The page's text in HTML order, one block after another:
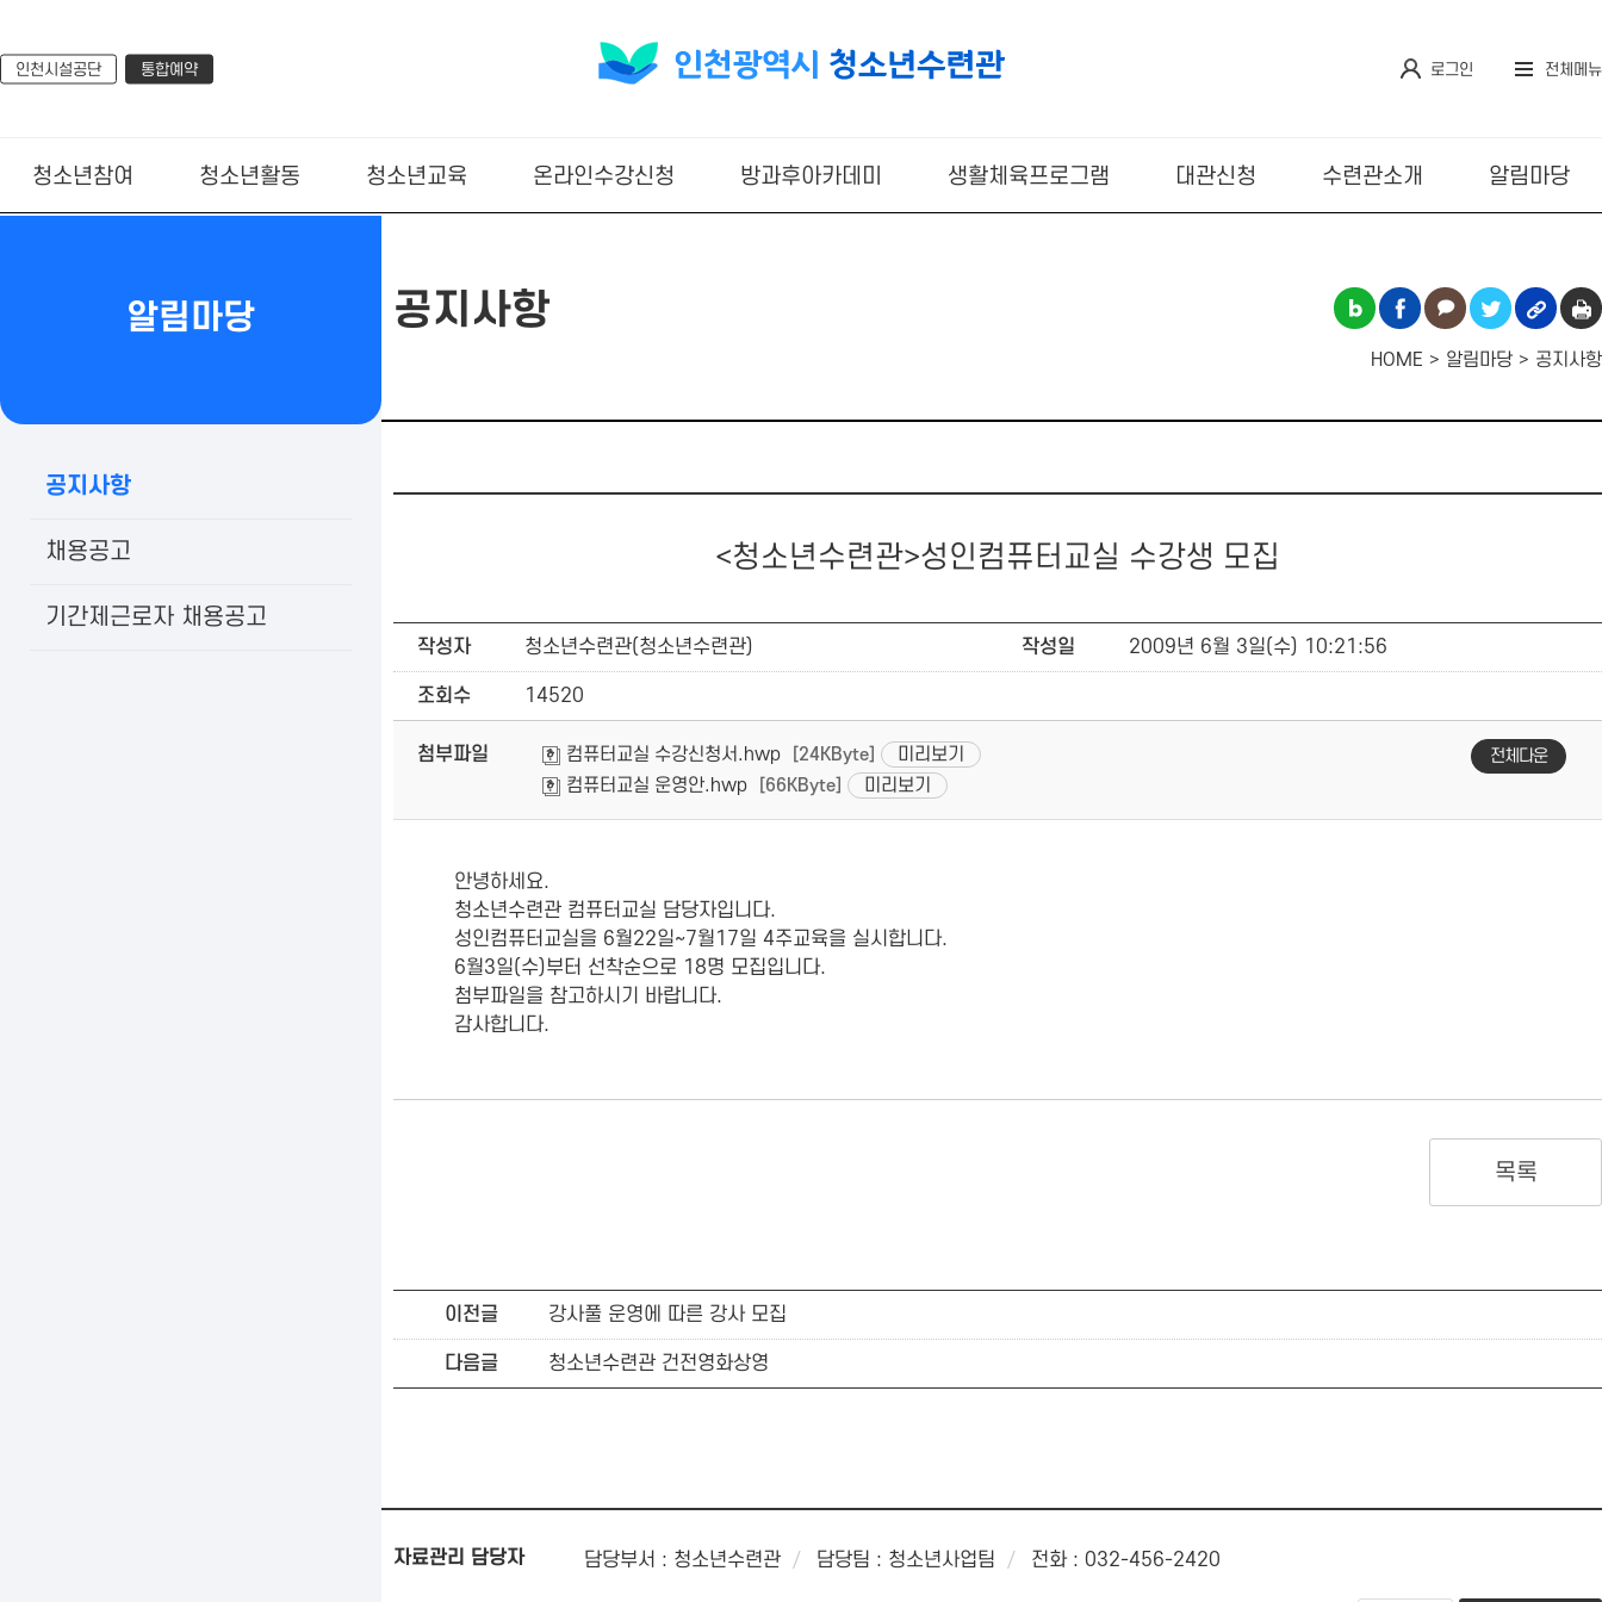
인천시설공단 통합예약 로그인 전체메뉴
청소년참여 청소년활동 청소년교육 온라인수강신청 방과후아카데미 생활체육프로그램 대관신청 수련관소개 알림마당
알림마당
공지사항
채용공고
기간제근로자 채용공고
공지사항
HOME 알림마당 공지사항
<청소년수련관>성인컴퓨터교실 수강생 모집
작성자 청소년수련관(청소년수련관) 작성일 2009년 6월 3일(수) 10:21:56
조회수 14520
첨부파일 컴퓨터교실 수강신청서.hwp [24KByte]
미리보기
컴퓨터교실 운영안.hwp
[66KByte] 미리보기
전체다운
안녕하세요.
청소년수련관 컴퓨터교실 담당자입니다.
성인컴퓨터교실을 6월22일~7월17일 4주교육을 실시합니다.
6월3일(수)부터 선착순으로 18명 모집입니다.
첨부파일을 참고하시기 바랍니다.
감사합니다.
목록
이전글 강사풀 운영에 따른 강사 모집
다음글 청소년수련관 건전영화상영
자료관리 담당자 담당부서 : 청소년수련관 담당팀 : 청소년사업팀 전화 : 032-456-2420